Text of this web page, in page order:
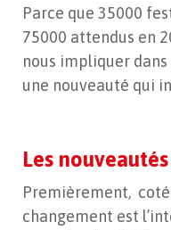
Parce que 35000
75000 attendus en
nous impliquer
une nouveauté qui
Les
Premièrement,
changement est